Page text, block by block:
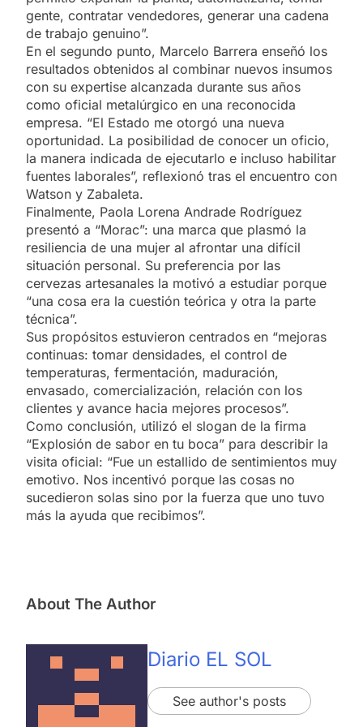
gente, contratar vendedores, generar una cadena
de trabajo genuino”.
En el segundo punto, Marcelo Barrera enseñó los
resultados obtenidos al combinar nuevos insumos
con su expertise alcanzada durante sus años
como oficial metalúrgico en una reconocida
empresa. “El Estado me otorgó una nueva
oportunidad. La posibilidad de conocer un oficio,
la manera indicada de ejecutarlo e incluso habilitar
fuentes laborales”, reflexionó tras el encuentro con
Watson y Zabaleta.
Finalmente, Paola Lorena Andrade Rodríguez
presentó a “Morac”: una marca que plasmó la
resiliencia de una mujer al afrontar una difícil
situación personal. Su preferencia por las
cervezas artesanales la motivó a estudiar porque
“una cosa era la cuestión teórica y otra la parte
técnica”.
Sus propósitos estuvieron centrados en “mejoras
continuas: tomar densidades, el control de
temperaturas, fermentación, maduración,
envasado, comercialización, relación con los
clientes y avance hacia mejores procesos”.
Como conclusión, utilizó el slogan de la firma
“Explosión de sabor en tu boca” para describir la
visita oficial: “Fue un estallido de sentimientos muy
emotivo. Nos incentivó porque las cosas no
sucedieron solas sino por la fuerza que uno tuvo
más la ayuda que recibimos”.
About The Author
Diario EL SOL
See author's posts